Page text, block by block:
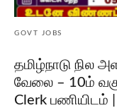
GOVT JOBS
தமிழ்நாடு நில
வேலை – 10ம்
Clerk